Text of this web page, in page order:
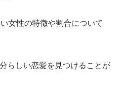
女性の特徴や割合について
らしい恋愛を見つけることが